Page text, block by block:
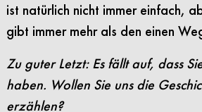
ist natürlich nicht immer einfach,
gibt immer mehr als den einen
Zu guter Letzt: Es fällt auf, dass
haben. Wollen Sie uns die
erzählen?